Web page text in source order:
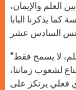
العلم والإيمان،
كما يذكرنا البابا
“الحوار بين الإيمان والعقل، الدين والعلم، لا يسمح فقط
لشعوب زماننا،
فعلي يرتكز على